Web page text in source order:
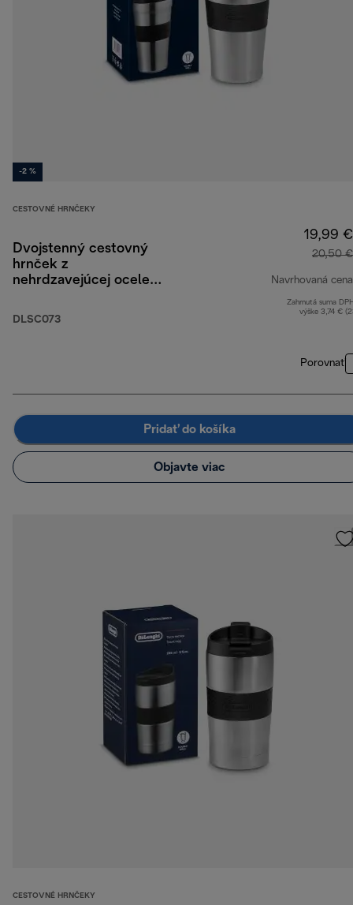
-2 %
CESTOVNÉ HRNČEKY
Dvojstenný cestovný
hrnček z
nehrdzavejúcej ocele,
DLSC073
19,99 €
20,50 €
Navrhovaná cena
Zahrnutá suma
výške 3,74 €
Porovnať
Pridať do košíka
Objavte viac
CESTOVNÉ HRNČEKY